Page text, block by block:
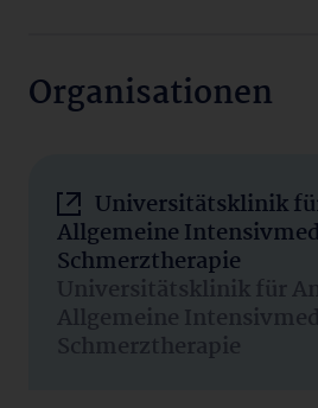
Organisationen
Universitätsklinik
Allgemeine
Schmerztherapie
Universitätsklinik für
Allgemeine
Schmerztherapie